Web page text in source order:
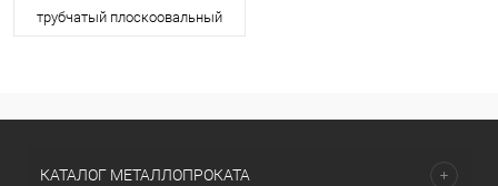
трубчатый плоскоовальный
КАТАЛОГ МЕТАЛЛОПРОКАТА